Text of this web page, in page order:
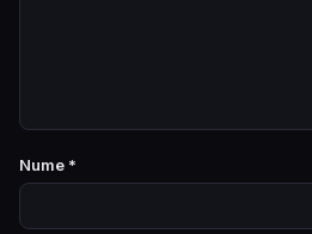
Nume *